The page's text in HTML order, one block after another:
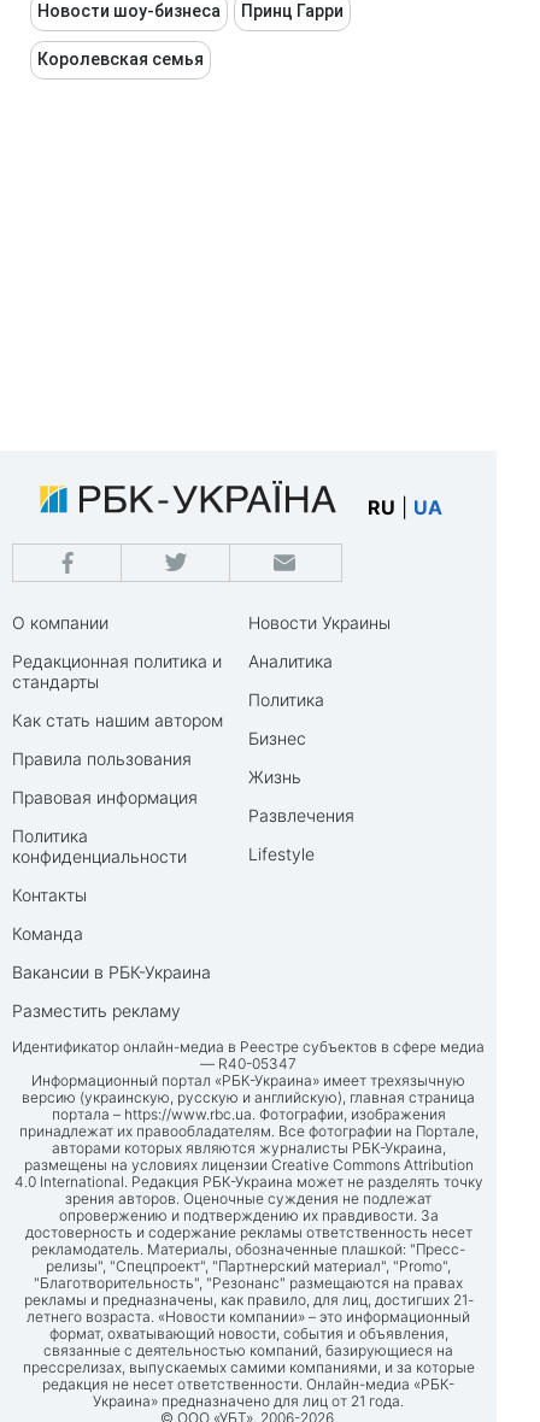
Новости шоу-бизнеса Принц Гарри
Королевская семья
RU UA
О компании
Редакционная политика и
стандарты
Как стать нашим автором
Правила пользования
Правовая информация
Политика
конфиденциальности
Контакты
Команда
Вакансии в РБК-Украина
Разместить рекламу
Новости Украины
Аналитика
Политика
Бизнес
Жизнь
Развлечения
Lifestyle
Идентификатор онлайн-медиа в Реестре субъектов в сфере медиа
— R40-05347
Информационный портал «РБК-Украина» имеет трехязычную
версию (украинскую, русскую и английскую), главная страница
портала – https://www.rbc.ua. Фотографии, изображения
принадлежат их правообладателям. Все фотографии на Портале,
авторами которых являются журналисты РБК-Украина,
размещены на условиях лицензии Creative Commons Attribution
4.0 International. Редакция РБК-Украина может не разделять точку
зрения авторов. Оценочные суждения не подлежат
опровержению и подтверждению их правдивости. За
достоверность и содержание рекламы ответственность несет
рекламодатель. Материалы, обозначенные плашкой: "Пресс-
релизы", "Спецпроект", "Партнерский материал", "Promo",
"Благотворительность", "Резонанс" размещаются на правах
рекламы и предназначены, как правило, для лиц, достигших 21-
летнего возраста. «Новости компании» – это информационный
формат, охватывающий новости, события и объявления,
связанные с деятельностью компаний, базирующиеся на
прессрелизах, выпускаемых самими компаниями, и за которые
редакция не несет ответственности. Онлайн-медиа «РБК-
Украина» предназначено для лиц от 21 года.
© ООО «УБТ», 2006-2026.